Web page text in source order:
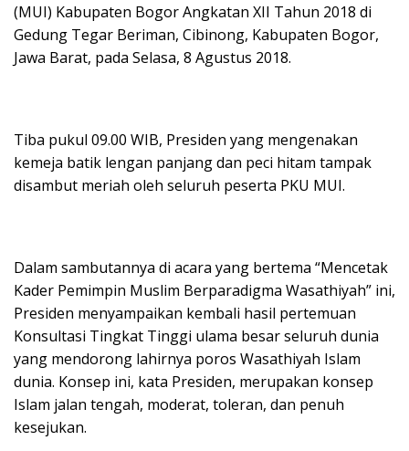
(MUI) Kabupaten Bogor Angkatan XII Tahun 2018 di
Gedung Tegar Beriman, Cibinong, Kabupaten Bogor,
Jawa Barat, pada Selasa, 8 Agustus 2018.
Tiba pukul 09.00 WIB, Presiden yang mengenakan
kemeja batik lengan panjang dan peci hitam tampak
disambut meriah oleh seluruh peserta PKU MUI.
Dalam sambutannya di acara yang bertema “Mencetak
Kader Pemimpin Muslim Berparadigma Wasathiyah” ini,
Presiden menyampaikan kembali hasil pertemuan
Konsultasi Tingkat Tinggi ulama besar seluruh dunia
yang mendorong lahirnya poros Wasathiyah Islam
dunia. Konsep ini, kata Presiden, merupakan konsep
Islam jalan tengah, moderat, toleran, dan penuh
kesejukan.